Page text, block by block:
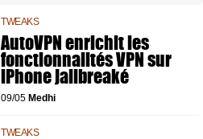
TWEAKS
AutoVPN enrichit les
fonctionnalités VPN sur
iPhone jailbreaké
09/05 Medhi
TWEAKS